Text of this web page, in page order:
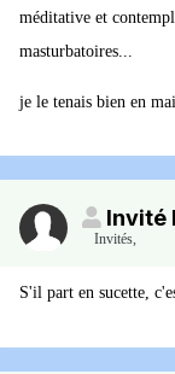
méditative et
masturbatoires...
je le tenais bien en
Invité
Invités,
S'il part en sucette,